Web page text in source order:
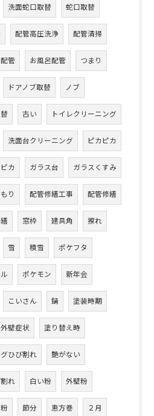
洗面蛇口取替 蛇口取替
配管高圧洗浄 配管清掃
管 お風呂配管 つまり
ドアノブ取替 ノブ
古い トイレクリーニング
洗面台クリーニング ピカピカ
カ ガラス台 ガラスくすみ
り 配管修繕工事 配管修繕
窓枠 建具角 擦れ
雪 積雪 ポケフタ
ポケモン 新年会
こいさん 鍋 塗装時期
外壁症状 塗り替え時
ひび割れ 艶がない
れ 白い粉 外壁粉
節分 恵方巻 ２月